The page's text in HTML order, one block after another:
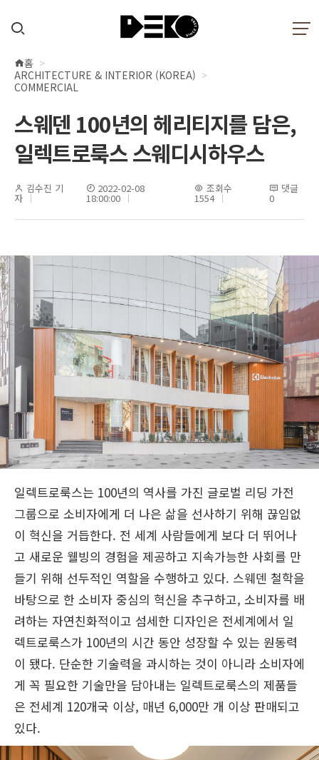
현
재
치
홈
ARCHITECTURE & INTERIOR (KOREA)
COMMERCIAL
스웨덴 100년의 헤리티지를 담은,
일렉트로룩스 스웨디시하우스
김수진 기
자
2022-02-08
18:00:00
조회수
1554
댓글
0
일렉트로룩스는 100년의 역사를 가진 글로벌 리딩 가전
그룹으로 소비자에게 더 나은 삶을 선사하기 위해 끊임없
이 혁신을 거듭한다. 전 세계 사람들에게 보다 더 뛰어나
고 새로운 웰빙의 경험을 제공하고 지속가능한 사회를 만
들기 위해 선두적인 역할을 수행하고 있다. 스웨덴 철학을
바탕으로 한 소비자 중심의 혁신을 추구하고, 소비자를 배
려하는 자연친화적이고 섬세한 디자인은 전세계에서 일
렉트로룩스가 100년의 시간 동안 성장할 수 있는 원동력
이 됐다. 단순한 기술력을 과시하는 것이 아니라 소비자에
게 꼭 필요한 기술만을 담아내는 일렉트로룩스의 제품들
은 전세계 120개국 이상, 매년 6,000만 개 이상 판매되고
있다.